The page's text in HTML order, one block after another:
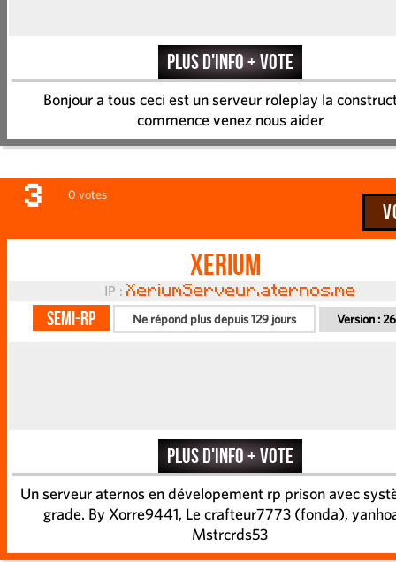
Plus d'info + vote
Bonjour a tous ceci est un serveur roleplay la
commence venez nous aider
3 0 votes
Xerium
IP : XeriumServeur.aternos.me
Semi-RP Ne répond plus depuis 129 jours Version :
Plus d'info + vote
Un serveur aternos en dévelopement rp prison avec
grade. By Xorre9441, Le crafteur7773 (fonda),
Mstrcrds53